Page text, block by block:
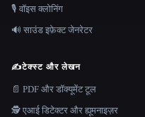
🎙️ वॉइस क्लोनिंग
🔊 साउंड इफ़ेक्ट जेनरेटर
✍️टेक्स्ट और लेखन
📄 PDF और डॉक्यूमेंट टूल
🕵️ एआई डिटेक्टर और ह्यूमनाइज़र